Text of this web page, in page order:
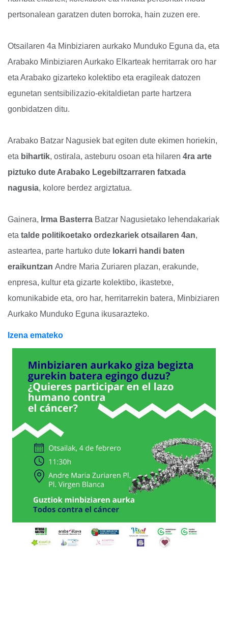
pertsonalean garatzen duten borroka, hain zuzen ere.
Otsailaren 4a Minbiziaren aurkako Munduko Eguna da, eta
Arabako Minbiziaren Aurkako Elkarteak herritarrak oro har
eta Arabako gizarteko kolektibo eta eragileak datozen
egunetan sentsibilizazio-ekitaldietan parte hartzera
gonbidatzen ditu.
Arabako Batzar Nagusiek bat egiten dute ekimen horiekin,
eta bihartik, ostirala, asteburu osoan eta hilaren 4ra arte
piztuko dute Arabako Legebiltzarraren fatxada
nagusia, kolore berdez argiztatua.
Gainera, Irma Basterra Batzar Nagusietako lehendakariak
eta talde politikoetako ordezkariek otsailaren 4an,
asteartea, parte hartuko dute lokarri handi baten
eraikuntzan Andre Maria Zuriaren plazan, erakunde,
enpresa, kultur eta gizarte kolektibo, ikastetxe,
komunikabide eta, oro har, herritarrekin batera, Minbiziaren
Aurkako Munduko Eguna ikusarazteko.
Izena emateko